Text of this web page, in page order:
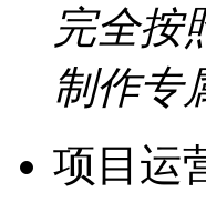
完全按
制作专
项目运